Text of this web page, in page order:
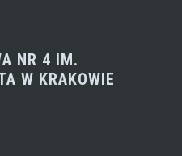
NR 4 IM.
W KRAKOWIE